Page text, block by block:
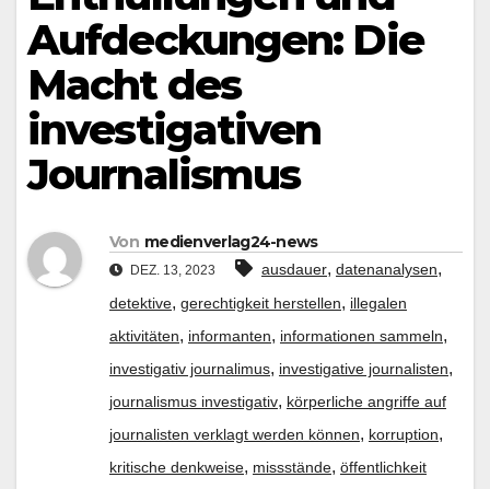
Aufdeckungen: Die
Macht des
investigativen
Journalismus
Von medienverlag24-news
DEZ. 13, 2023 ausdauer, datenanalysen,
detektive, gerechtigkeit herstellen, illegalen
aktivitäten, informanten, informationen sammeln,
investigativ journalimus, investigative journalisten,
journalismus investigativ, körperliche angriffe auf
journalisten verklagt werden können, korruption,
kritische denkweise, missstände, öffentlichkeit